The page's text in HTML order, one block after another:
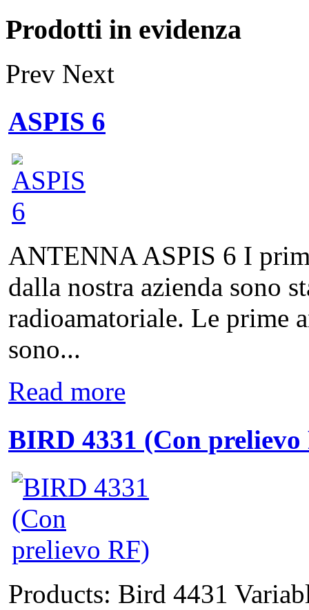
Prodotti in evidenza
Prev Next
ASPIS 6
ANTENNA ASPIS 6 I
dalla nostra azienda sono
radioamatoriale. Le prime
sono...
Read more
BIRD 4331 (Con prelievo
Products: Bird 4431